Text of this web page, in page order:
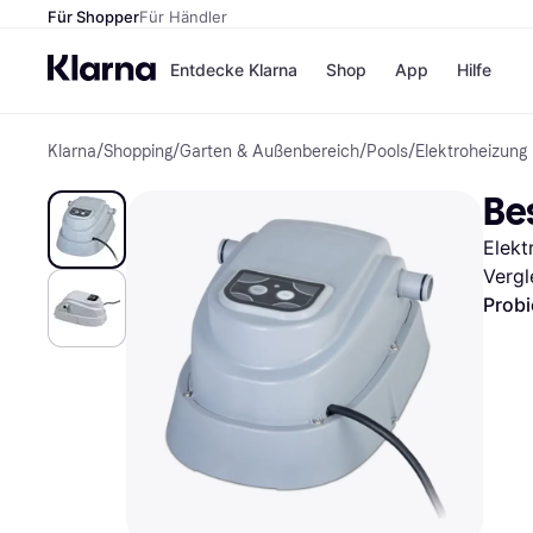
Für ShopperFür Händler
Entdecke Klarna
Zahlungsmethoden
Bezahle in 3
Teilzahlungen
Bezahle in bis zu 30
Ratenzahlung
Shop
Shops
H&M
Temu
App Hilfe
Klarna/Shopping/Garten & Außenbereich/Pools/Elektroheizung